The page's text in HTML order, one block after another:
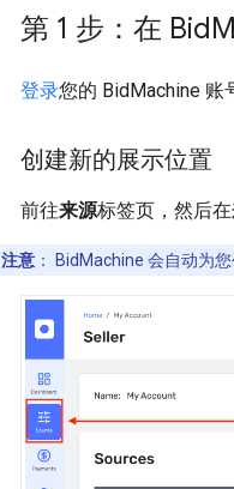
第 1 步：在 Bid
登录您的 BidMachine 账
创建新的展示位置
前往来源标签页，然后在
注意 ： BidMachine 会自动为